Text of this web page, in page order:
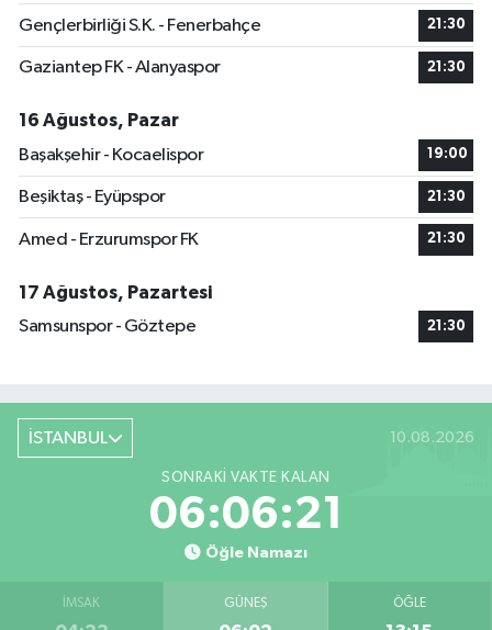
Gençlerbirliği S.K. - Fenerbahçe 21:30
Gaziantep FK - Alanyaspor 21:30
16 Ağustos, Pazar
Başakşehir - Kocaelispor
19:00
Beşiktaş - Eyüpspor 21:30
Amed - Erzurumspor FK 21:30
17 Ağustos, Pazartesi
Samsunspor - Göztepe
21:30
İSTANBUL 10.08.2026
SONRAKI VAKTE KALAN
06:06:21
Öğle Namazı
İMSAK GÜNEŞ ÖĞLE